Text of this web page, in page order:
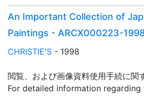
An Important Collection of
Paintings - ARCX000223-
CHRISTIE'S - 1998
閲覧、および画像資料使用手続に関
For detailed information